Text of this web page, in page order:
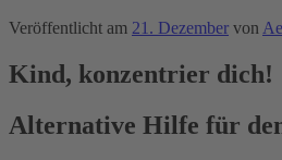
Veröffentlicht am 21. Dezember von
Kind, konzentrier dich!
Alternative Hilfe für